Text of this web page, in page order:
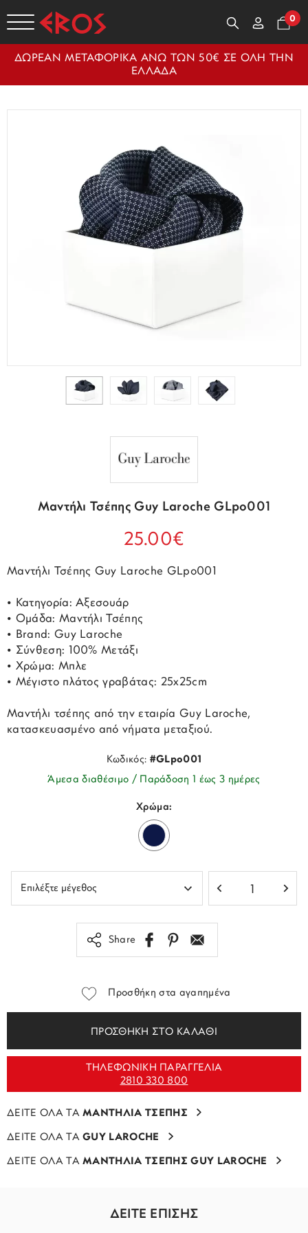
0
ΔΩΡΕΑΝ ΜΕΤΑΦΟΡΙΚΑ ΑΝΩ ΤΩΝ 50€ ΣΕ ΟΛΗ ΤΗΝ
ΕΛΛΑΔΑ
Μαντήλι Τσέπης Guy Laroche GLpo001
25.00€
Μαντήλι Τσέπης Guy Laroche GLpo001
• Κατηγορία: Αξεσουάρ
• Ομάδα: Μαντήλι Τσέπης
• Brand: Guy Laroche
• Σύνθεση: 100% Μετάξι
• Χρώμα: Μπλε
• Μέγιστο πλάτος γραβάτας: 25x25cm
Μαντήλι τσέπης από την εταιρία Guy Laroche,
κατασκευασμένο από νήματα μεταξιού.
Κωδικός: #GLpo001
Άμεσα διαθέσιμο / Παράδοση 1 έως 3 ημέρες
Χρώμα:
Share
Προσθήκη στα αγαπημένα
ΠΡΟΣΘΗΚΗ ΣΤΟ ΚΑΛΑΘΙ
ΤΗΛΕΦΩΝΙΚΗ ΠΑΡΑΓΓΕΛΙΑ
2810 330 800
ΔΕΙΤΕ ΟΛΑ ΤΑΜΑΝΤΗΛΙΑ ΤΣΕΠΗΣ
ΔΕΙΤΕ ΟΛΑ ΤΑGUY LAROCHE
ΔΕΙΤΕ ΟΛΑ ΤΑΜΑΝΤΗΛΙΑ ΤΣΕΠΗΣ GUY LAROCHE
ΔΕΙΤΕ ΕΠΙΣΗΣ